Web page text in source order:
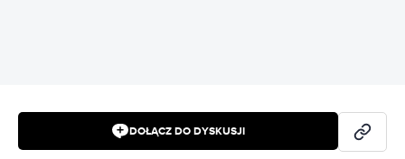
DOŁĄCZ DO DYSKUSJI